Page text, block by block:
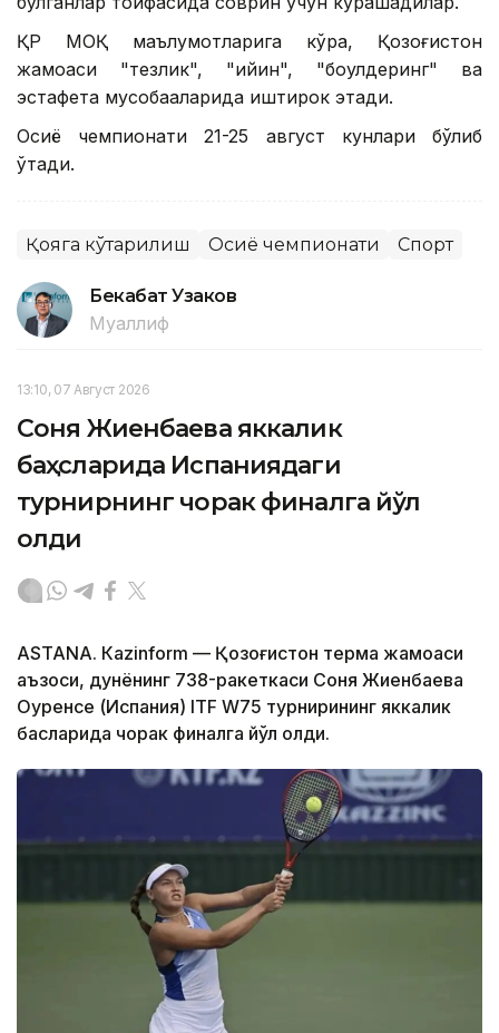
ҚР МОҚ маълумотларига кўра, Қозоғистон
жамоаси "тезлик", "қийин", "боулдеринг" ва
эстафета мусобақаларида иштирок этади.
Осиё чемпионати 21-25 август кунлари бўлиб
ўтади.
Қояга кўтарилиш Осиё чемпионати Спорт
Бекабат Узаков
Муаллиф
13:10, 07 Август 2026
Соня Жиенбаева яккалик
баҳсларида Испаниядаги
турнирнинг чорак финалга йўл
олди
ASTANА. Кazinform — Қозоғистон терма жамоаси
аъзоси, дунёнинг 738-ракеткаси Соня Жиенбаева
Оуренсе (Испания) ITF W75 турнирининг яккалик
баҳсларида чорак финалга йўл олди.